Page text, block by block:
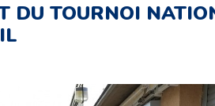
DU TOURNOI